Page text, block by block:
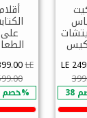
LE
على
LE
خصم 33%